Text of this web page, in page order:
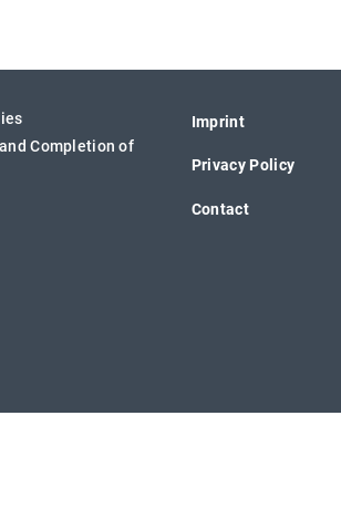
Completion of
Imprint
Privacy Policy
Contact